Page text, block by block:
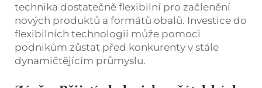
technika dostatečně flexibilní pro začlenění
nových produktů a formátů obalů. Investice do
flexibilních technologií může pomoci
podnikům zůstat před konkurenty v stále
dynamičtějícím průmyslu.